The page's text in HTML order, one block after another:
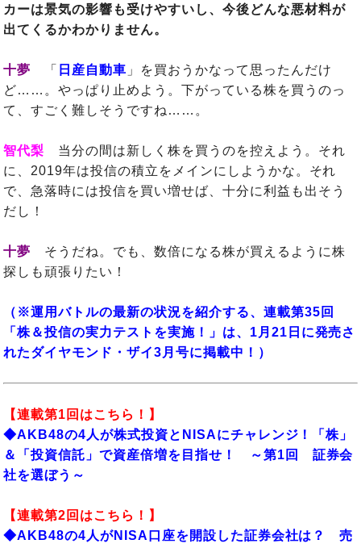
カーは景気の影響も受けやすいし、今後どんな悪材料が
出てくるかわかりません。
十夢 「 日産自動車 」を買おうかなって思ったんだけ
ど……。やっぱり止めよう。下がっている株を買うのっ
て、すごく難しそうですね……。
智代梨 当分の間は新しく株を買うのを控えよう。それ
に、2019年は投信の積立をメインにしようかな。それ
で、急落時には投信を買い増せば、十分に利益も出そう
だし！
十夢 そうだね。でも、数倍になる株が買えるように株
探しも頑張りたい！
（※運用バトルの最新の状況を紹介する、連載第35回
「株＆投信の実力テストを実施！」は、1月21日に発売さ
れたダイヤモンド・ザイ3月号に掲載中！）
【連載第1回はこちら！】
◆AKB48の4人が株式投資とNISAにチャレンジ！「株」
＆「投資信託」で資産倍増を目指せ！ ～第1回 証券会
社を選ぼう～
【連載第2回はこちら！】
◆AKB48の4人がNISA口座を開設した証券会社は？ 売